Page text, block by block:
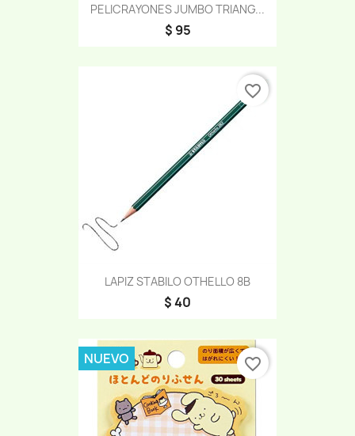
PELICRAYONES JUMBO TRIANG...
$ 95
LAPIZ STABILO OTHELLO 8B
$ 40
favorite_border
NUEVO favorite_border